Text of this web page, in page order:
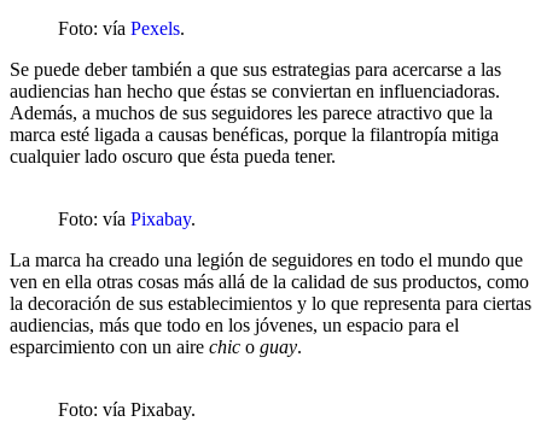
Foto: vía Pexels.
Se puede deber también a que sus estrategias para acercarse a las
audiencias han hecho que éstas se conviertan en influenciadoras.
Además, a muchos de sus seguidores les parece atractivo que la
marca esté ligada a causas benéficas, porque la filantropía mitiga
cualquier lado oscuro que ésta pueda tener.
Foto: vía Pixabay.
La marca ha creado una legión de seguidores en todo el mundo que
ven en ella otras cosas más allá de la calidad de sus productos, como
la decoración de sus establecimientos y lo que representa para ciertas
audiencias, más que todo en los jóvenes, un espacio para el
esparcimiento con un aire chic o guay.
Foto: vía Pixabay.